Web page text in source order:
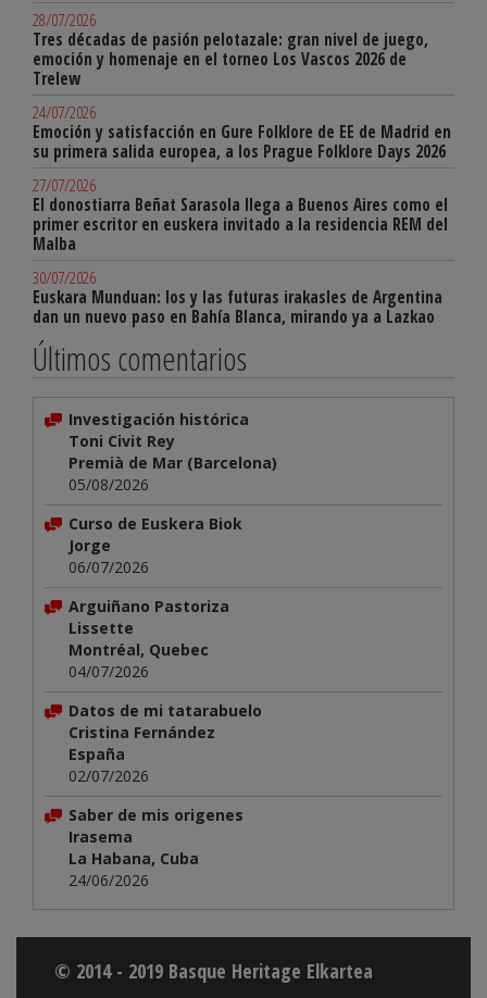
28/07/2026
Tres décadas de pasión pelotazale: gran nivel de juego,
emoción y homenaje en el torneo Los Vascos 2026 de
Trelew
24/07/2026
Emoción y satisfacción en Gure Folklore de EE de Madrid en
su primera salida europea, a los Prague Folklore Days 2026
27/07/2026
El donostiarra Beñat Sarasola llega a Buenos Aires como el
primer escritor en euskera invitado a la residencia REM del
Malba
30/07/2026
Euskara Munduan: los y las futuras irakasles de Argentina
dan un nuevo paso en Bahía Blanca, mirando ya a Lazkao
Últimos comentarios
Investigación histórica
Toni Civit Rey
Premià de Mar (Barcelona)
05/08/2026
Curso de Euskera Biok
Jorge
06/07/2026
Arguiñano Pastoriza
Lissette
Montréal, Quebec
04/07/2026
Datos de mi tatarabuelo
Cristina Fernández
España
02/07/2026
Saber de mis origenes
Irasema
La Habana, Cuba
24/06/2026
© 2014 - 2019 Basque Heritage Elkartea